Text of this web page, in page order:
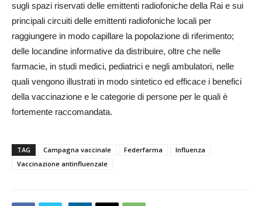
sugli spazi riservati delle emittenti radiofoniche della Rai e sui
principali circuiti delle emittenti radiofoniche locali per
raggiungere in modo capillare la popolazione di riferimento;
delle locandine informative da distribuire, oltre che nelle
farmacie, in studi medici, pediatrici e negli ambulatori, nelle
quali vengono illustrati in modo sintetico ed efficace i benefici
della vaccinazione e le categorie di persone per le quali è
fortemente raccomandata.
TAG Campagna vaccinale Federfarma
Influenza
Vaccinazione antinfluenzale